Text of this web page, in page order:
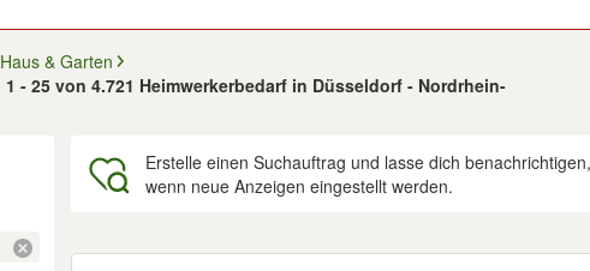
Haus & Garten
1 - 25 von 4.721 Heimwerkerbedarf in Düsseldorf - Nordrhein-
Erstelle einen Suchauftrag und lasse dich benachrichtigen,
wenn neue Anzeigen eingestellt werden.